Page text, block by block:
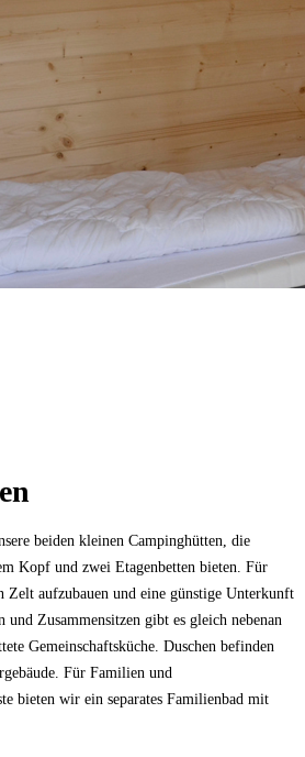
beiden kleinen Campinghütten, die
Kopf und zwei Etagenbetten bieten. Für
Zelt aufzubauen und eine günstige Unterkunft
und Zusammensitzen gibt es gleich nebenan
Gemeinschaftsküche. Duschen befinden
Für Familien und
bieten wir ein separates Familienbad mit